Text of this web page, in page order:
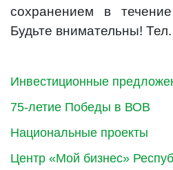
Инвестиционные
75-летие Победы в ВОВ
Национальные проекты
Центр «Мой бизнес»
сохранением в
Будьте внимательны!